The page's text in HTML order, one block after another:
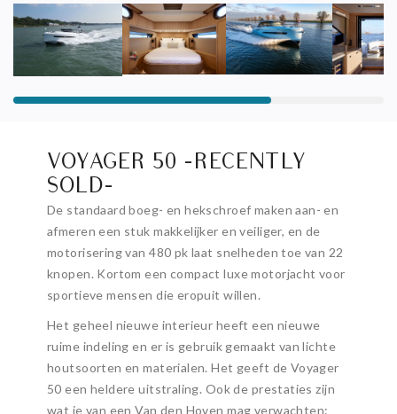
VOYAGER 50 -RECENTLY
SOLD-
De standaard boeg- en hekschroef maken aan- en
afmeren een stuk makkelijker en veiliger, en de
motorisering van 480 pk laat snelheden toe van 22
knopen. Kortom een compact luxe motorjacht voor
sportieve mensen die eropuit willen.
Het geheel nieuwe interieur heeft een nieuwe
ruime indeling en er is gebruik gemaakt van lichte
houtsoorten en materialen. Het geeft de Voyager
50 een heldere uitstraling. Ook de prestaties zijn
wat je van een Van den Hoven mag verwachten: